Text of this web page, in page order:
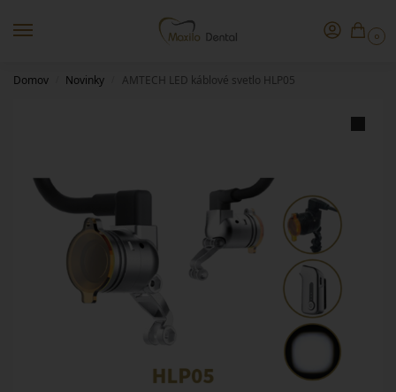
0
Domov Novinky AMTECH LED káblové svetlo HLP05